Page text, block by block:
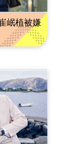
岷植被嫌